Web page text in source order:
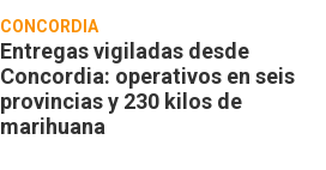
CONCORDIA
Entregas vigiladas desde
Concordia: operativos en seis
provincias y 230 kilos de
marihuana